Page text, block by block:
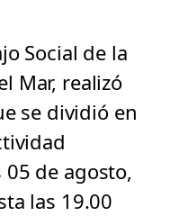
Social de la
Mar, realizó
se dividió en
05 de agosto,
las 19.00